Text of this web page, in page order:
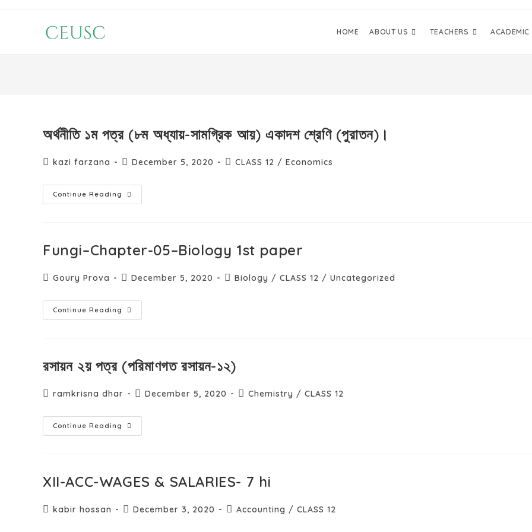
HOME ABOUT US TEACHERS ACADEMIC
অর্থনীতি ১ম পত্র (৮ম অধ্যায়-সামগ্রিক আয়) একাদশ শ্রেণি (পুরাতন)।
kazi farzana December 5, 2020 CLASS 12 / Economics
Continue Reading
Fungi–Chapter-05–Biology 1st paper
Goury Prova December 5, 2020 Biology / CLASS 12 / Uncategorized
Continue Reading
রসায়ন ২য় পত্র (পরিমাণগত রসায়ন-১২)
ramkrisna dhar December 5, 2020 Chemistry / CLASS 12
Continue Reading
XII-ACC-WAGES & SALARIES- 7 hi
kabir hossan December 3, 2020 Accounting / CLASS 12